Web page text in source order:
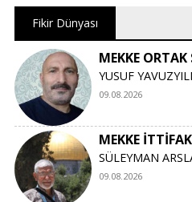
Fikir Dünyası
MEKKE
YUSUF
09.08.2026
MEKKE
SÜLEYMAN
09.08.2026